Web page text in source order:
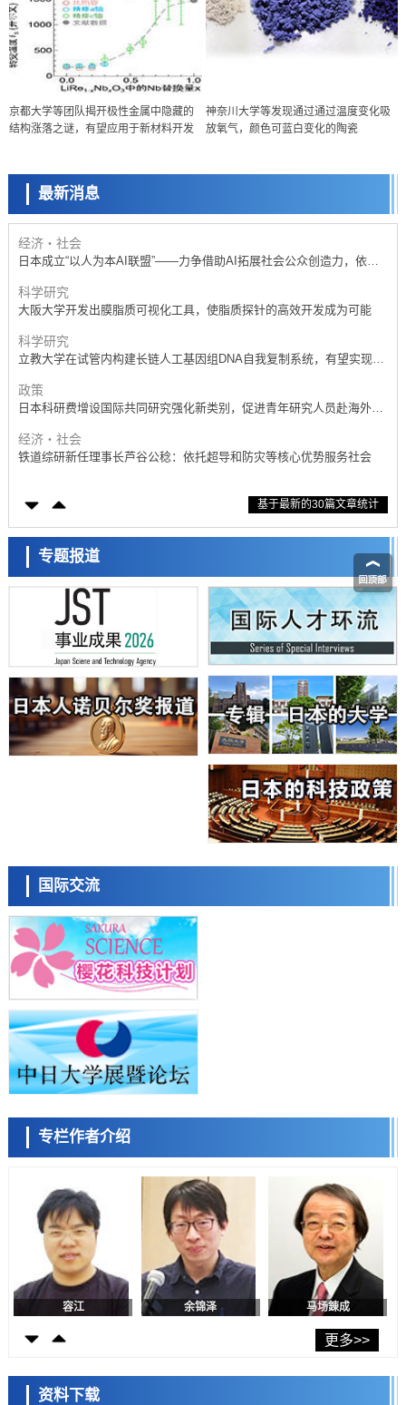
京都大学等团队揭开极性金属中隐藏的
结构涨落之谜，有望应用于新材料开发
神奈川大学等发现通过通过温度变化吸
放氧气，颜色可蓝白变化的陶瓷
最新消息
日本科研费增设国际共同研究强化新类别，促进青年研究人员赴海外开
展研究
科学研究
开发出300亿年仅误差1秒的光晶格钟，构建网络将其打造为下一代社会
基础设施
经济・社会
日本成立“以人为本AI联盟”——力争借助AI拓展社会公众创造力，依托
科学研究
大阪大学开发出膜脂质可视化工具，使脂质探针的高效开发成为可能
科学研究
立教大学在试管内构建长链人工基因组DNA自我复制系统，有望实现携
政策
日本科研费增设国际共同研究强化新类别，促进青年研究人员赴海外开
经济・社会
铁道综研新任理事长芦谷公稔：依托超导和防灾等核心优势服务社会
东京大学通过叶绿体基因组编辑技术强化碳固定酶，成功提高光合作用
科学研究
藤田医科大学等成功鉴定出非结核分枝杆菌生存的必需基因，首次揭示
该基因的必要性因菌株而异
经济・社会
【AI法下篇】如何应对AI的不可控性——中央大学平野晋教授专访
科学研究
日本学术会议：为保持土壤健康应采取哪些措施？探讨土壤保护与强化
的具体对策
科学研究
大阪大学开发基于水氢键网络的温度预测新方法，AI从分子排列信息中
高精度解读
经济・社会
【AI法上篇】如何对“将人生交给AI”保持危机感——中央大学平野晋教
庆应义塾大学阐明脑内“游击手”小胶质细胞包裹保护受损神经细胞的机
制，有望用于开发阿尔茨海默病等疾病疗法
劣化抑制机制，为提升轮胎安全性与耐久性的材料设计开辟道路
科学研究
近畿大学等发现植物染料“日本茜”的红色成分可抑制老化与炎症，有望
成为新型功能性材料
科学研究
群马大学开发针对难治性癫痫的新型基因疗法，利用超小型GAD67启动
子抑制发作
科学研究
九州大学揭示夜间眼压升高机制：两种激素波动叠加所致
科学研究
东京都产技研采用新手法开发出可稳定工作至300℃的介电材料，已验
证电容器可在汽车发动机等高温环境下工作
经济・社会
日本生成式AI使用者占比一年内翻倍，但与中美德仍有较大差距
政策
日本修订首都直下型地震紧急对策：目标为死亡人数至少减半，重点强
化火灾防控
福井大学发现细胞记忆过往并抑制反应的机制，阐明即便DNA相同反应
迥异之谜
科学研究
神户大学确认口服癌症疫苗B440单药给药的安全性，在转移性尿路上皮
癌患者中开展临床试验
日本发布《令和8年版科学技术与创新白皮书》，解读第七期基本计划
首年度政策方向
科学研究
东京大学发现可诱导细胞死亡的新型信使物质
东京都健康长寿医疗中心跨器官揭示衰老过程中的糖链变化
基于最新的30篇文章统计
专题报道
国际交流
专栏作者介绍
流员
小岩井忠道
陈小牧 李鸥 安宁
容江 余锦泽 马场錬成
更多>>
资料下载